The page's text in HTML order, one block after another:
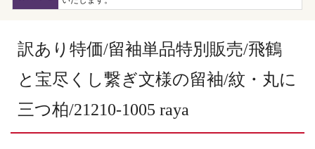
訳あり特価/留袖単品特別販売/飛鶴
と宝尽くし繋ぎ文様の留袖/紋・丸に
三つ柏/21210-1005 raya